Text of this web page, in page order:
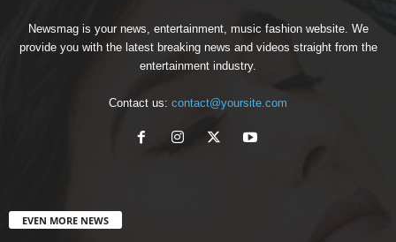
Newsmag is your news, entertainment, music fashion website. We
provide you with the latest breaking news and videos straight from the
entertainment industry.
Contact us: contact@yoursite.com
EVEN MORE NEWS